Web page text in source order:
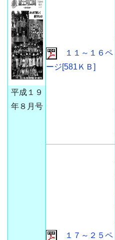
平成１９
年８月号
１１～１６ペ
ージ[581ＫＢ]
１７～２５ペ